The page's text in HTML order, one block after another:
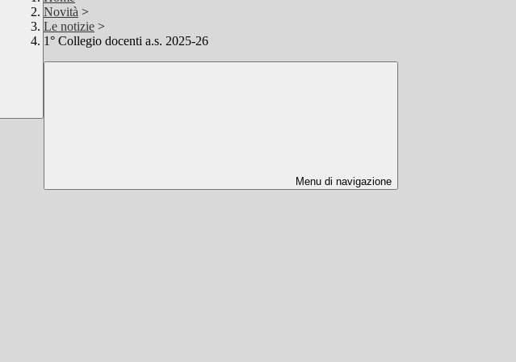
Novità >
Le notizie >
1° Collegio docenti a.s. 2025-26
Menu di navigazione